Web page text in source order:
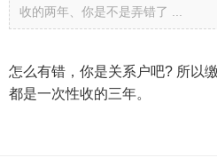
收的两年、你是不是弄错了 ...
怎么有错，你是关系户吧? 所以
都是一次性收的三年。